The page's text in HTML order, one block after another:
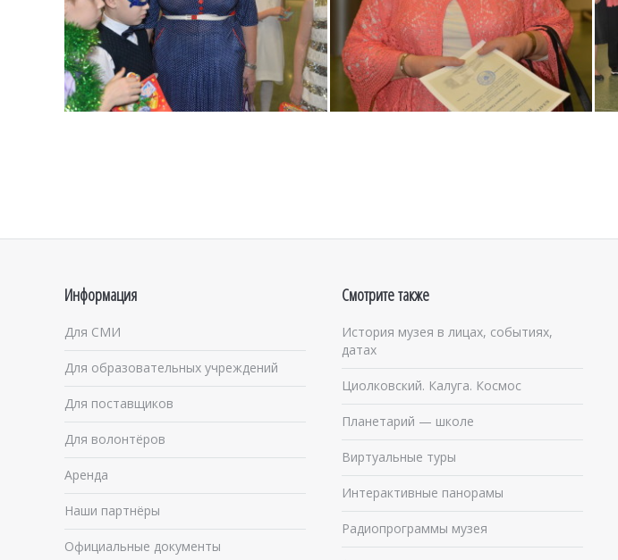
Информация
Для СМИ
Для образовательных учреждений
Для поставщиков
Для волонтёров
Аренда
Наши партнёры
Официальные документы
Смотрите также
История музея в лицах, событиях,
датах
Циолковский. Калуга. Космос
Планетарий — школе
Виртуальные туры
Интерактивные панорамы
Радиопрограммы музея